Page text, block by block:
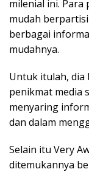
milenial ini. Para
mudah
berbagai
mudahnya.
Untuk itulah, dia
penikmat media
menyaring
dan dalam
Selain itu Very
ditemukannya